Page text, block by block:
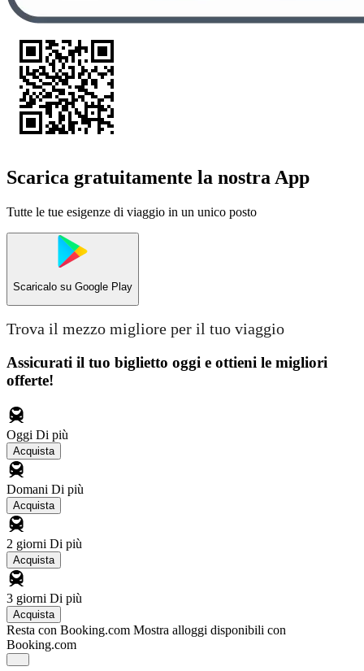
Scarica gratuitamente la nostra App
Tutte le tue esigenze di viaggio in un unico posto
Scaricalo su Google Play
Trova il mezzo migliore per il tuo viaggio
Assicurati il ​​tuo biglietto oggi e ottieni le migliori
offerte!
Oggi Di più
Acquista
Domani Di più
Acquista
2 giorni Di più
Acquista
3 giorni Di più
Acquista
Resta con Booking.com Mostra alloggi disponibili con
Booking.com